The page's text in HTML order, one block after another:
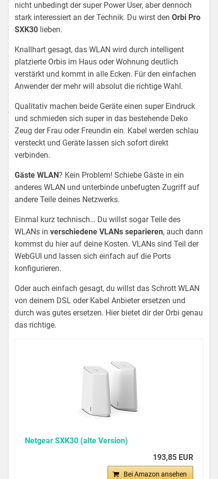
nicht unbedingt der super Power User, aber dennoch
stark interessiert an der Technik. Du wirst denOrbi Pro
SXK30 lieben.
Knallhart gesagt, das WLAN wird durch intelligent
platzierte Orbis im Haus oder Wohnung deutlich
verstärkt und kommt in alle Ecken. Für den einfachen
Anwender der mehr will absolut die richtige Wahl.
Qualitativ machen beide Geräte einen super Eindruck
und schmieden sich super in das bestehende Deko
Zeug der Frau oder Freundin ein. Kabel werden schlau
versteckt und Geräte lassen sich sofort direkt
verbinden.
Gäste WLAN? Kein Problem! Schiebe Gäste in ein
anderes WLAN und unterbinde unbefugten Zugriff auf
andere Teile deines Netzwerks.
Einmal kurz technisch… Du willst sogar Teile des
WLANs inverschiedene VLANs separieren, auch dann
kommst du hier auf deine Kosten. VLANs sind Teil der
WebGUI und lassen sich einfach auf die Ports
konfigurieren.
Oder auch einfach gesagt, du willst das Schrott WLAN
von deinem DSL oder Kabel Anbieter ersetzen und
durch was gutes ersetzen. Hier bietet dir der Orbi genau
das richtige.
Netgear SXK30 (alte Version)
193,85 EUR
Bei Amazon ansehen